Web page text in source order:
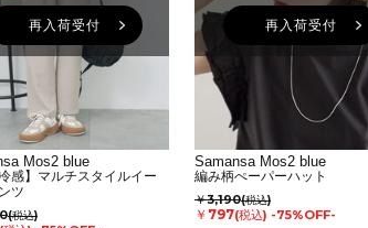
再入荷受付
Mos2 blue
冷感】マルチスタイルイー
ツ
(税込)
再入荷受付
Samansa Mos2 blue
編み柄ぺーパーハット
￥3,190(税込)
￥797(税込) -75%OFF-